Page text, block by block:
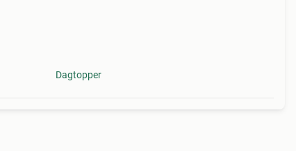
Dagtopper